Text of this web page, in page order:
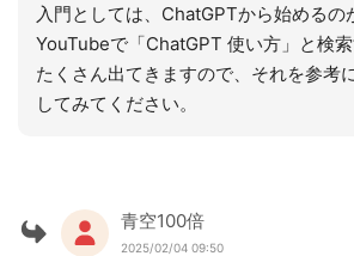
入門としては、ChatGPTから始めるの
YouTubeで「ChatGPT 使い方」と検
たくさん出てきますので、それを参考
してみてください。
青空100倍
2025/02/04 09:50